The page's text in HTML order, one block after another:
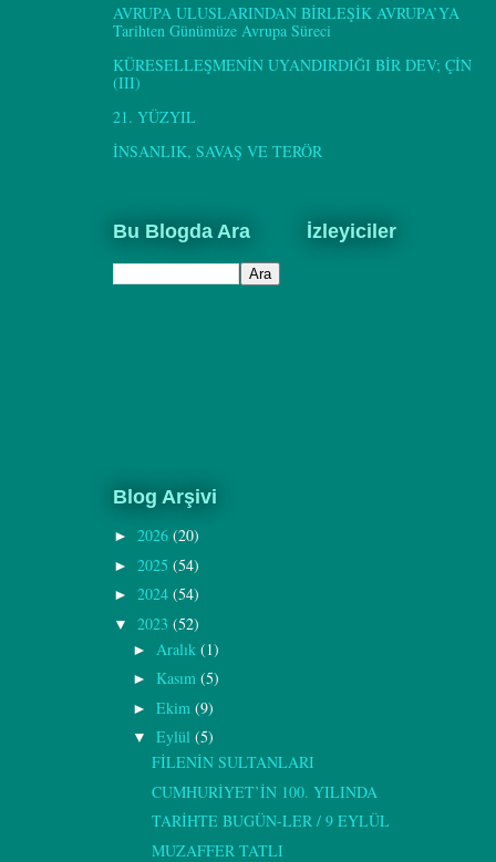
AVRUPA ULUSLARINDAN BİRLEŞİK AVRUPA’YA
Tarihten Günümüze Avrupa Süreci
KÜRESELLEŞMENİN UYANDIRDIĞI BİR DEV; ÇİN
(III)
21. YÜZYIL
İNSANLIK, SAVAŞ VE TERÖR
Bu Blogda Ara İzleyiciler
Blog Arşivi
► 2026 (20)
► 2025 (54)
► 2024 (54)
▼ 2023 (52)
► Aralık (1)
► Kasım (5)
► Ekim (9)
▼ Eylül (5)
FİLENİN SULTANLARI
CUMHURİYET’İN 100. YILINDA
TARİHTE BUGÜN-LER / 9 EYLÜL
MUZAFFER TATLI